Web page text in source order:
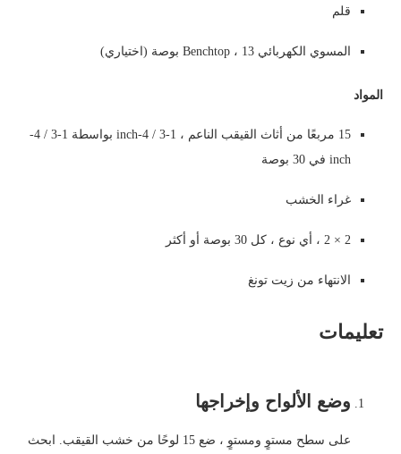
قلم
المسوي الكهربائي Benchtop ، 13 بوصة (اختياري)
المواد
15 مربعًا من أثاث القيقب الناعم ، 1-3 / 4-inch بواسطة 1-3 / 4-
inch في 30 بوصة
غراء الخشب
2 × 2 ، أي نوع ، كل 30 بوصة أو أكثر
الانتهاء من زيت تونغ
تعليمات
وضع الألواح وإخراجها
على سطح مستوٍ ومستوٍ ، ضع 15 لوحًا من خشب القيقب. ابحث